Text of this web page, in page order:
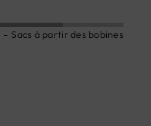
Sacs à partir des bobines